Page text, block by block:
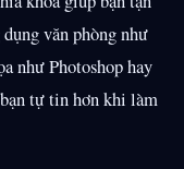
văn phòng như
như Photoshop hay
tự tin hơn khi làm